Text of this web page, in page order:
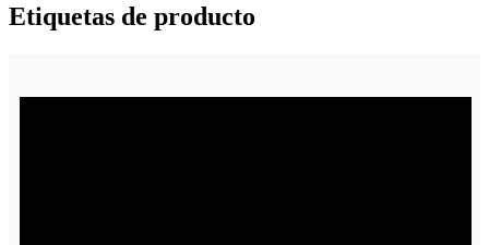
Etiquetas de producto